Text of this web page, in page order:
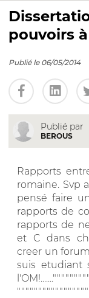
pouvoirs
Publié le 06/05/2014
Publié par
BEROUS
Rapports
romaine. Svp
pensé faire
rapports de
rapports de
et C dans
creer un
suis etudiant